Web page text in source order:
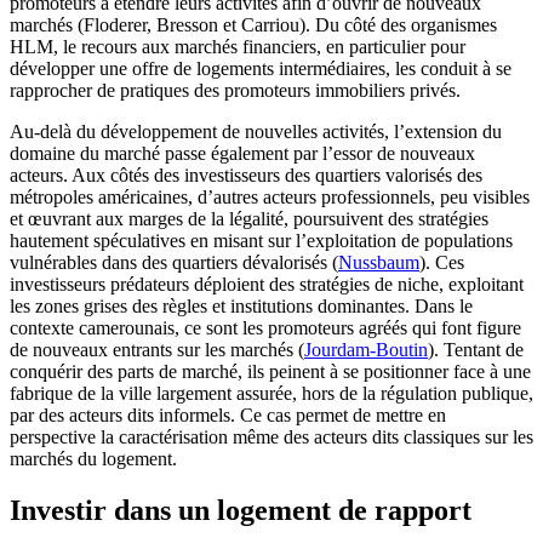
marchés (Floderer, Bresson et Carriou). Du côté des organismes
HLM, le recours aux marchés financiers, en particulier pour
développer une offre de logements intermédiaires, les conduit à se
rapprocher de pratiques des promoteurs immobiliers privés.
Au-delà du développement de nouvelles activités, l’extension du
domaine du marché passe également par l’essor de nouveaux
acteurs. Aux côtés des investisseurs des quartiers valorisés des
métropoles américaines, d’autres acteurs professionnels, peu visibles
et œuvrant aux marges de la légalité, poursuivent des stratégies
hautement spéculatives en misant sur l’exploitation de populations
vulnérables dans des quartiers dévalorisés (Nussbaum). Ces
investisseurs prédateurs déploient des stratégies de niche, exploitant
les zones grises des règles et institutions dominantes. Dans le
contexte camerounais, ce sont les promoteurs agréés qui font figure
de nouveaux entrants sur les marchés (Jourdam-Boutin). Tentant de
conquérir des parts de marché, ils peinent à se positionner face à une
fabrique de la ville largement assurée, hors de la régulation publique,
par des acteurs dits informels. Ce cas permet de mettre en
perspective la caractérisation même des acteurs dits classiques sur les
marchés du logement.
Investir dans un logement de rapport